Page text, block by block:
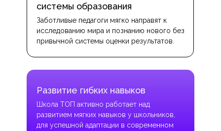
Развитие гибких навыков
Школа ТОП активно работает над
развитием мягких навыков у школьников,
для успешной адаптации в современном
системы образования
Заботливые педагоги мягко направят к
исследованию мира и познанию нового без
привычной системы оценки результатов.